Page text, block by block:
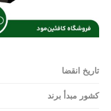
تاریخ انقضا
کشور مبدأ برند